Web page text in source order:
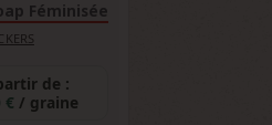
Féminisée
de :
€ / graine